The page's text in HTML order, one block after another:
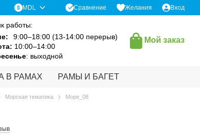
MDL Сравнение Желания Вход
работы:
9:00–18:00 (13-14:00 перерыв)
10:00–14:00
: выходной
Мой заказ
В РАМАХ РАМЫ И БАГЕТ
Морская тематика Море_08